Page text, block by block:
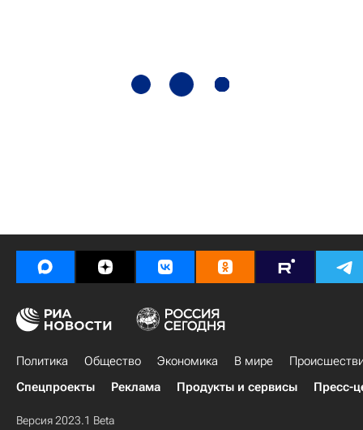
Политика Общество Экономика В мире
Спецпроекты
Реклама Продукты и сервисы Пресс-
Версия 2023.1 Beta